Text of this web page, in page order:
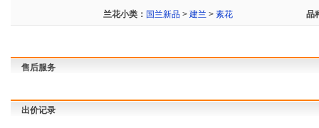
兰花小类： 国兰新品 > 建兰 > 素花 品
售后服务
出价记录